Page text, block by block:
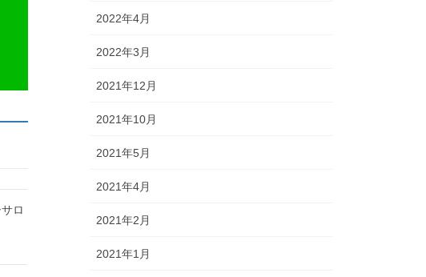
ロ
2022年4月
2022年3月
2021年12月
2021年10月
2021年5月
2021年4月
2021年2月
2021年1月